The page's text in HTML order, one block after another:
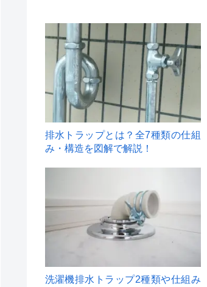
1
排水トラップとは？全7種類の仕組
み・構造を図解で解説！
洗濯機排水トラップ2種類や仕組み